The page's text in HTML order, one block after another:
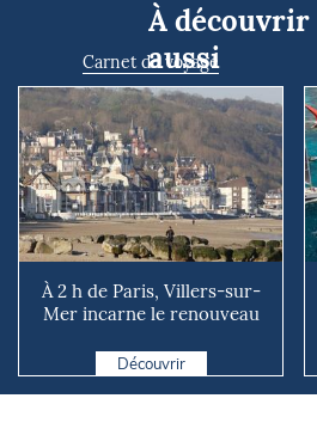
À découvrir
aussi
Carnet de voyage
À 2 h de Paris, Villers-sur-
Mer incarne le renouveau
Découvrir